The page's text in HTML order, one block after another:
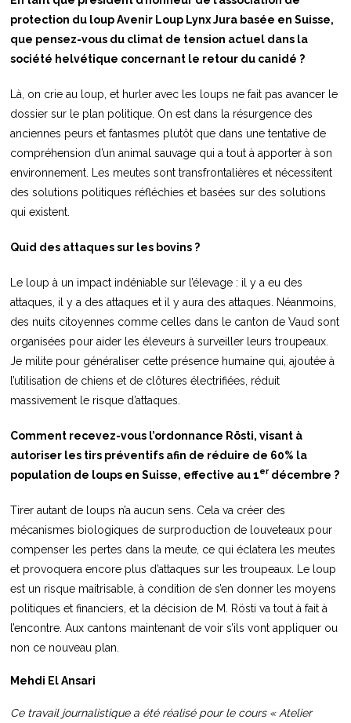
protection du loup Avenir Loup Lynx Jura basée en Suisse,
que pensez-vous du climat de tension actuel dans la
société helvétique concernant le retour du canidé ?
Là, on crie au loup, et hurler avec les loups ne fait pas avancer le
dossier sur le plan politique. On est dans la résurgence des
anciennes peurs et fantasmes plutôt que dans une tentative de
compréhension d’un animal sauvage qui a tout à apporter à son
environnement. Les meutes sont transfrontalières et nécessitent
des solutions politiques réfléchies et basées sur des solutions
qui existent.
Quid des attaques sur les bovins ?
Le loup à un impact indéniable sur l’élevage : il y a eu des
attaques, il y a des attaques et il y aura des attaques. Néanmoins,
des nuits citoyennes comme celles dans le canton de Vaud sont
organisées pour aider les éleveurs à surveiller leurs troupeaux.
Je milite pour généraliser cette présence humaine qui, ajoutée à
l’utilisation de chiens et de clôtures électrifiées, réduit
massivement le risque d’attaques.
Comment recevez-vous l’ordonnance Rösti, visant à
autoriser les tirs préventifs afin de réduire de 60% la
population de loups en Suisse, effective au 1er décembre ?
Tirer autant de loups n’a aucun sens. Cela va créer des
mécanismes biologiques de surproduction de louveteaux pour
compenser les pertes dans la meute, ce qui éclatera les meutes
et provoquera encore plus d’attaques sur les troupeaux. Le loup
est un risque maitrisable, à condition de s’en donner les moyens
politiques et financiers, et la décision de M. Rösti va tout à fait à
l’encontre. Aux cantons maintenant de voir s’ils vont appliquer ou
non ce nouveau plan.
Mehdi El Ansari
Ce travail journalistique a été réalisé pour le cours « Atelier